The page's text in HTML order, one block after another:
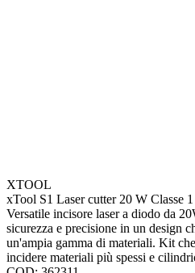
XTOOL
xTool S1 Laser cutter 20 W Classe
Versatile incisore laser a diodo da
sicurezza e precisione in un design
un'ampia gamma di materiali. Kit
incidere materiali più spessi e